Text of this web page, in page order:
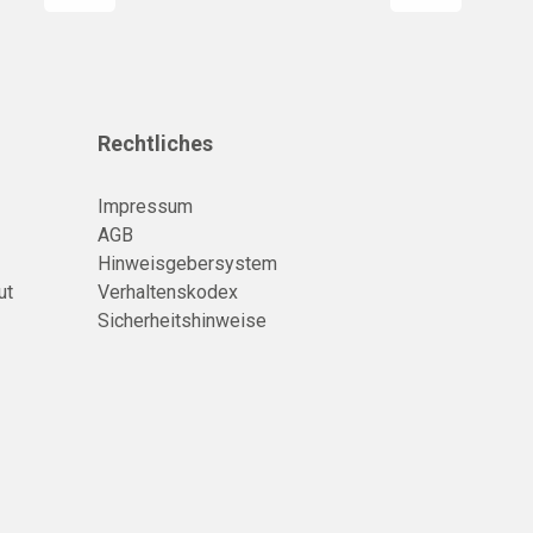
Rechtliches
Impressum
AGB
Hinweisgebersystem
Verhaltenskodex
Sicherheitshinweise